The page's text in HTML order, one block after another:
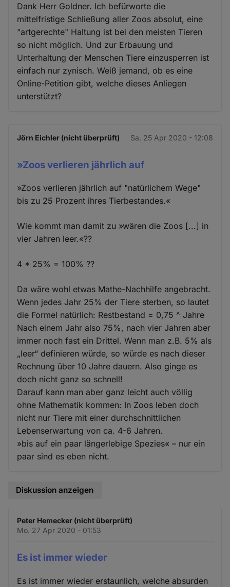
Dank Herr Goldner. Ich befürworte die
mittelfristige Schließung aller Zoos absolut, eine
"artgerechte" Haltung ist bei den meisten Tieren
so nicht möglich. Und zur Erbauung und
Unterhaltung der Menschen Tiere einzusperren ist
einfach nur zynisch. Weiß jemand, ob es eine
Online-Petition gibt, welche dieses Anliegen
unterstützt?
Jörn Eichler (nicht überprüft) Sa. 25 Apr 2020 - 12:08
»Zoos verlieren jährlich auf
»Zoos verlieren jährlich auf "natürlichem Wege"
bis zu 25 Prozent ihres Tierbestandes.«
Wie kommt man damit zu »wären die Zoos [...] in
vier Jahren leer.«??
4 * 25% = 100% ??
Da wäre wohl etwas Mathe-Nachhilfe angebracht.
Wenn jedes Jahr 25% der Tiere sterben, so lautet
die Formel natürlich: Restbestand = 0,75 ^ Jahre
Nach einem Jahr also 75%, nach vier Jahren aber
immer noch fast ein Drittel. Wenn man z.B. 5% als
„leer“ definieren würde, so würde es nach dieser
Rechnung über 10 Jahre dauern. Also ginge es
doch nicht ganz so schnell!
Darauf kann man aber ganz leicht auch völlig
ohne Mathematik kommen: In Zoos leben doch
nicht nur Tiere mit einer durchschnittlichen
Lebenserwartung von ca. 4-6 Jahren.
»bis auf ein paar längerlebige Spezies« – nur ein
paar sind es eben nicht.
Diskussion anzeigen
Peter Hemecker (nicht überprüft)
Mo. 27 Apr 2020 - 01:53
Es ist immer wieder
Es ist immer wieder erstaunlich, welche absurden